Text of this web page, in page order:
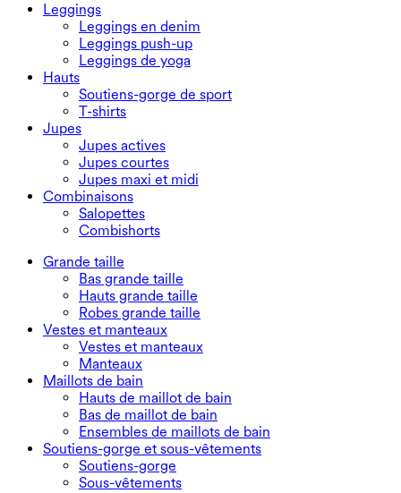
Leggings
Leggings en denim
Leggings push-up
Leggings de yoga
Hauts
Soutiens-gorge de sport
T-shirts
Jupes
Jupes actives
Jupes courtes
Jupes maxi et midi
Combinaisons
Salopettes
Combishorts
Grande taille
Bas grande taille
Hauts grande taille
Robes grande taille
Vestes et manteaux
Vestes et manteaux
Manteaux
Maillots de bain
Hauts de maillot de bain
Bas de maillot de bain
Ensembles de maillots de bain
Soutiens-gorge et sous-vêtements
Soutiens-gorge
Sous-vêtements